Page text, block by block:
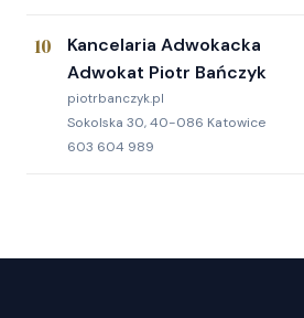
10
Kancelaria Adwokacka
Adwokat Piotr Bańczyk
piotrbanczyk.pl
Sokolska 30, 40-086 Katowice
603 604 989